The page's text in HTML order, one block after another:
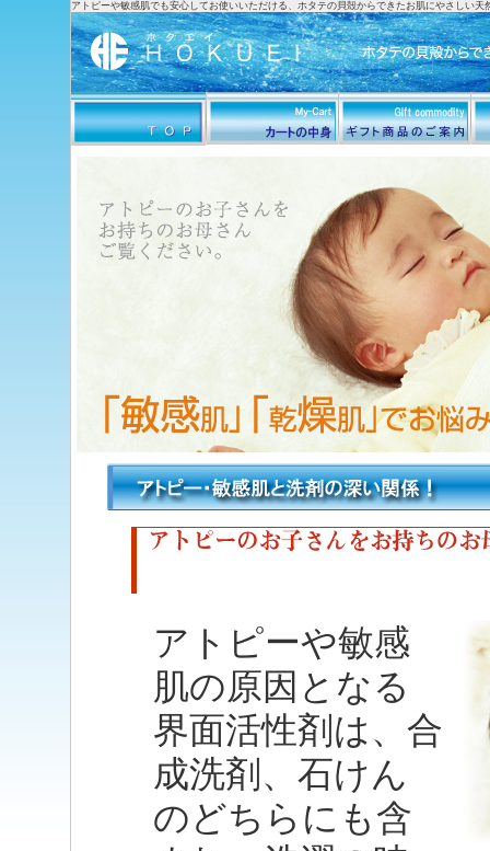
アトピーや敏感肌でも安心してお使いいただける、ホタテの貝殻からできたお肌にやさしい
アトピーや敏感
肌の原因となる
界面活性剤は、合
成洗剤、石けん
のどちらにも含